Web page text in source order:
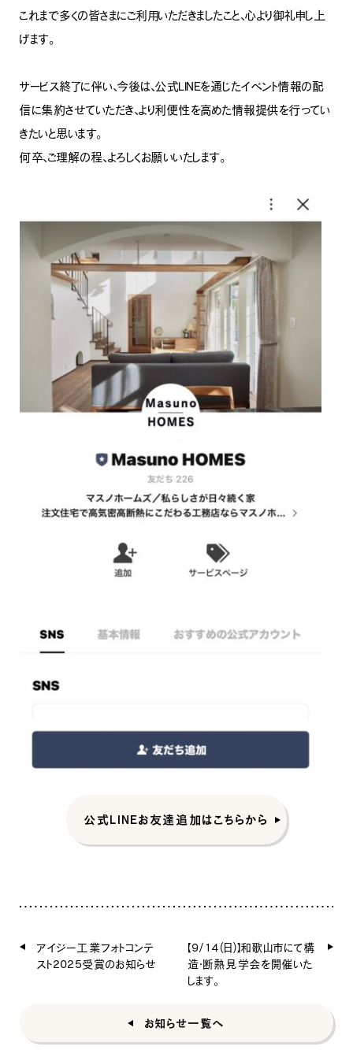
これまで多くの皆さまにご利用いただきましたこと、心より御礼申し上
げます。
サービス終了に伴い、今後は、公式LINEを通じたイベント情報の配
信に集約させていただき、より利便性を高めた情報提供を行ってい
きたいと思います。
何卒、ご理解の程、よろしくお願いいたします。
公式LINEお友達追加はこちらから
アイジー工業フォトコンテ
スト2025受賞のお知らせ
【9/14(日)】和歌山市にて構
造・断熱見学会を開催いた
します。
お知らせ一覧へ